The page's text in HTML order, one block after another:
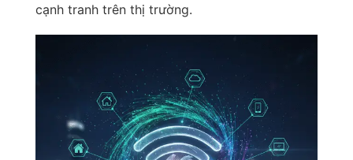
cạnh tranh trên thị trường.